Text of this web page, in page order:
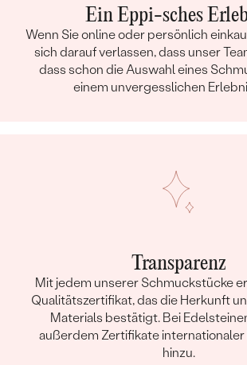
Ein Eppi-sches
Wenn Sie online oder persönlich
sich darauf verlassen, dass unser
dass schon die Auswahl eines
einem unvergesslichen
Transparenz
Mit jedem unserer Schmuckstücke
Qualitätszertifikat, das die Herkunft
Materials bestätigt. Bei
außerdem Zertifikate
hinzu.